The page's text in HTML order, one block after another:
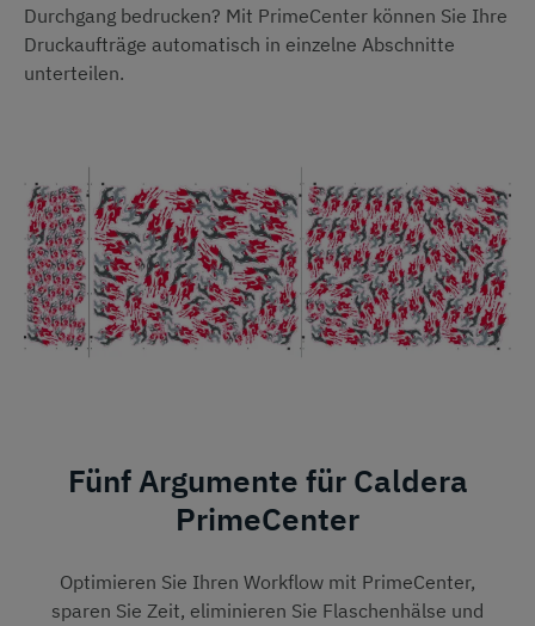
Durchgang bedrucken? Mit PrimeCenter können Sie Ihre
Druckaufträge automatisch in einzelne Abschnitte
unterteilen.
Fünf Argumente für Caldera
PrimeCenter
Optimieren Sie Ihren Workflow mit PrimeCenter,
sparen Sie Zeit, eliminieren Sie Flaschenhälse und